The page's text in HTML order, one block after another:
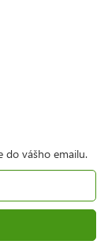
do vášho emailu.